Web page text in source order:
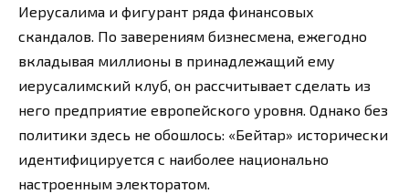
Иерусалима и фигурант ряда финансовых
скандалов. По заверениям бизнесмена, ежегодно
вкладывая миллионы в принадлежащий ему
иерусалимский клуб, он рассчитывает сделать из
него предприятие европейского уровня. Однако без
политики здесь не обошлось: «Бейтар» исторически
идентифицируется с наиболее национально
настроенным электоратом.